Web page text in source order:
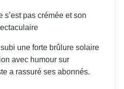
s’est pas crémée et son
une forte brûlure solaire
avec humour sur
a rassuré ses abonnés.